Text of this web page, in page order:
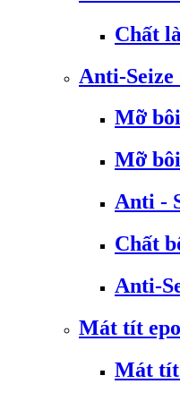
Chất
Anti-Seize
Mỡ
Mỡ
Anti -
Chất
Anti-
Mát tít
Mát tít